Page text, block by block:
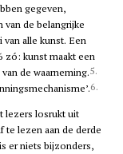
gegeven,
van de belangrijke
alle kunst. Een
zó: kunst maakt een
de waarneming.5.
6.
lezers losrukt uit
te lezen aan de derde
er niets bijzonders,